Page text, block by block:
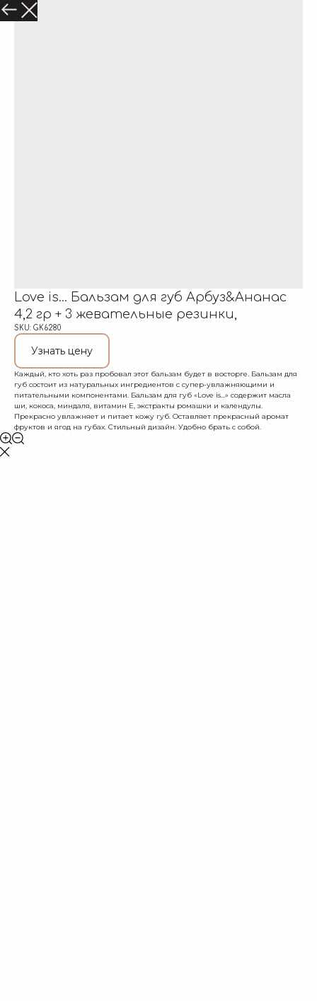
Love is... Бальзам для губ Арбуз&Ананас
4,2 гр + 3 жевательные резинки,
SKU: GK6280
Узнать цену
Каждый, кто хоть раз пробовал этот бальзам будет в восторге. Бальзам для
губ состоит из натуральных ингредиентов с супер-увлажняющими и
питательными компонентами. Бальзам для губ «Love is…» содержит масла
ши, кокоса, миндаля, витамин Е, экстракты ромашки и календулы.
Прекрасно увлажняет и питает кожу губ. Оставляет прекрасный аромат
фруктов и ягод на губах. Стильный дизайн. Удобно брать с собой.